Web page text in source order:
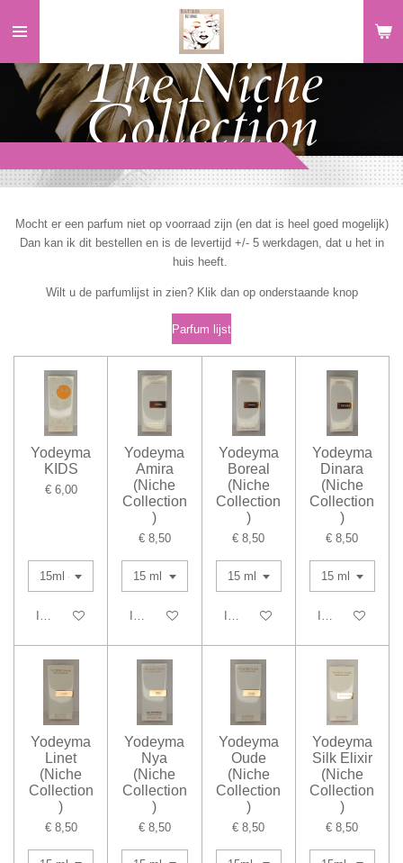
direct
de
hoofdinhoudThe Niche
Collection
Mocht er een parfum niet op voorraad zijn (en dat is heel goed mogelijk)
Dan kan ik dit bestellen en is de levertijd +/- 5 werkdagen, dat u het in
huis heeft.
Wilt u de parfumlijst in zien? Klik dan op onderstaande knop
Parfum lijst
Yodeyma
KIDS
€ 6,00
In winkelwagen
Yodeyma
Amira
(Niche
Collection
)
€ 8,50
In winkelwagen
Yodeyma
Boreal
(Niche
Collection
)
€ 8,50
In winkelwagen
Yodeyma
Dinara
(Niche
Collection
)
€ 8,50
In winkelwagen
Yodeyma
Linet
(Niche
Collection
)
€ 8,50
Yodeyma
Nya
(Niche
Collection
)
€ 8,50
Yodeyma
Oude
(Niche
Collection
)
€ 8,50
Yodeyma
Silk Elixir
(Niche
Collection
)
€ 8,50